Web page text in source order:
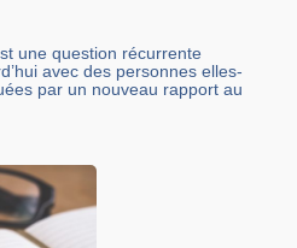
une question récurrente
avec des personnes elles-
par un nouveau rapport au